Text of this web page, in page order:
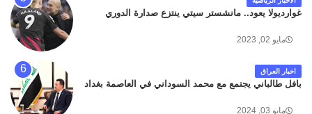
غوارديولا يعود.. مانشستر سيتي ينتزع صدارة الدوري
مايو 02, 2023
اخبار العراق
بافل طالباني يجتمع مع محمد السوداني في العاصمة بغداد
مايو 03, 2024